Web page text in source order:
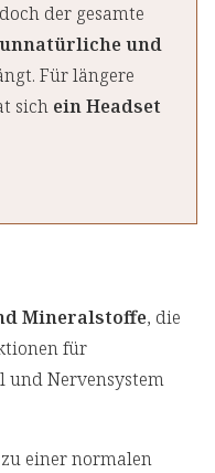
der gesamte
unnatürliche und
Für längere
sich ein Headset
Mineralstoffe, die
für
und Nervensystem
einer normalen